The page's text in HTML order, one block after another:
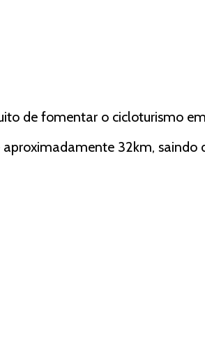
de fomentar o cicloturismo
32km, saindo